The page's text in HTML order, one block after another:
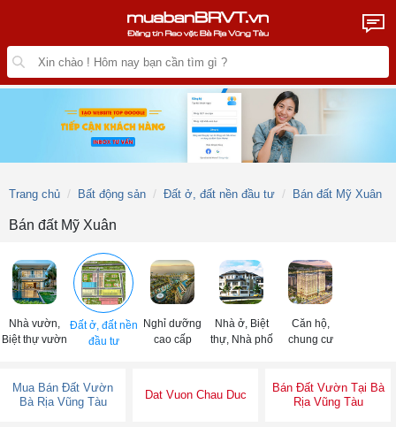
Trang chủ Bất động sản Đất ở, đất nền đầu tư Bán đất Mỹ Xuân
Bán đất Mỹ Xuân
Nhà vườn,
Biệt thự vườn
Đất ở, đất nền
đầu tư
Nghỉ dưỡng
cao cấp
Nhà ở, Biệt
thự, Nhà phố
Căn hộ,
chung cư
Mua Bán Đất Vườn
Bà Rịa Vũng Tàu
Dat Vuon Chau Duc
Bán Đất Vườn Tại Bà
Rịa Vũng Tàu